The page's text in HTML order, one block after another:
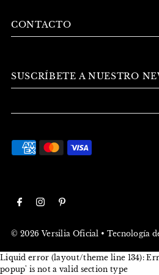
CONTACTO
SUSCRÍBETE A NUESTRO
© 2026 Versilia Oficial • Tecnología
Liquid error (layout/theme line 134):
popup' is not a valid section type